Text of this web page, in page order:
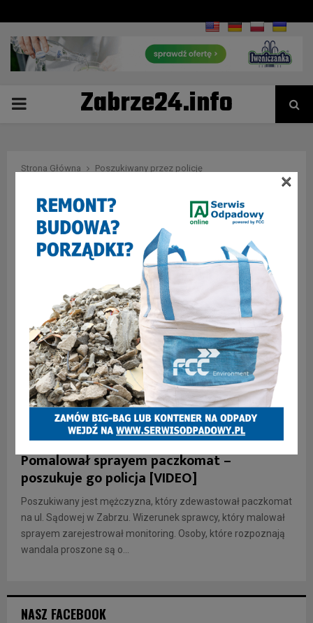
PRIMARYZabrze24.info
Strona Główna Poszukiwany przez policję
Tag : Poszukiwany przez
policję
INFORMACJE
Pomalował sprayem paczkomat –
poszukuje go policja [VIDEO]
Poszukiwany jest mężczyzna, który zdewastował paczkomat
na ul. Sądowej w Zabrzu. Wizerunek sprawcy, który malował
sprayem zarejestrował monitoring. Osoby, które rozpoznają
wandala proszone są o...
NASZ FACEBOOK
×